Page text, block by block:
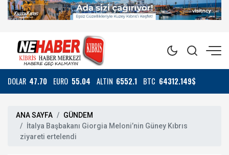
DOLAR 47.70 EURO 55.04 ALTIN 6552.1 BTC 64312.149$
ANA SAYFA
GÜNDEM
İtalya Başbakanı Giorgia Meloni’nin Güney Kıbrıs
ziyareti ertelendi